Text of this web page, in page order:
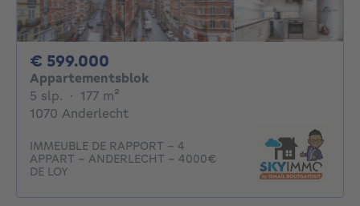
€ 599.000
Appartementsblok
5 slp. 5 slaapkamers
· 177 m²
1070 Anderlecht
IMMEUBLE DE RAPPORT - 4
APPART - ANDERLECHT - 4000€
DE LOY